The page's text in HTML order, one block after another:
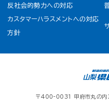
反社会的勢力への対応
カスタマーハラスメントへの対応
方針
〒400-0031 甲府市丸の内